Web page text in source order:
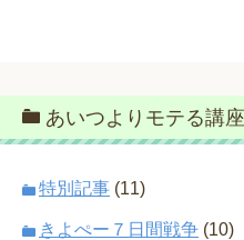
あいつよりモテる講座
特別記事 (11)
きよぺー７日間戦争 (10)